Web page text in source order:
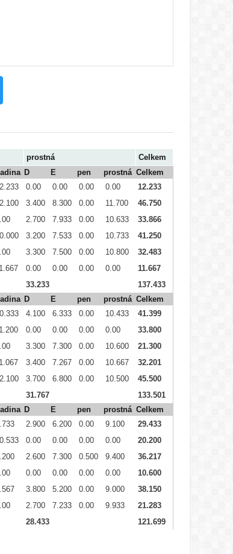
prostná
Celkem
D E pen prostná Celkem
0.00 0.00 0.00 0.00
12.233
3.400 8.300 0.00 11.700
46.750
2.700 7.933 0.00 10.633
33.866
3.200 7.533 0.00 10.733
41.250
3.300 7.500 0.00 10.800
32.483
0.00 0.00 0.00 0.00
11.667
33.233
137.433
D E pen prostná Celkem
4.100 6.333 0.00 10.433
41.399
0.00 0.00 0.00 0.00
33.800
3.300 7.300 0.00 10.600
21.300
3.400 7.267 0.00 10.667
32.201
3.700 6.800 0.00 10.500
45.500
31.767
133.501
D E pen prostná Celkem
2.900 6.200 0.00 9.100
29.433
0.00 0.00 0.00 0.00
20.200
2.600 7.300 0.500 9.400
36.217
0.00 0.00 0.00 0.00
10.600
3.800 5.200 0.00 9.000
38.150
2.700 7.233 0.00 9.933
21.283
28.433 121.699